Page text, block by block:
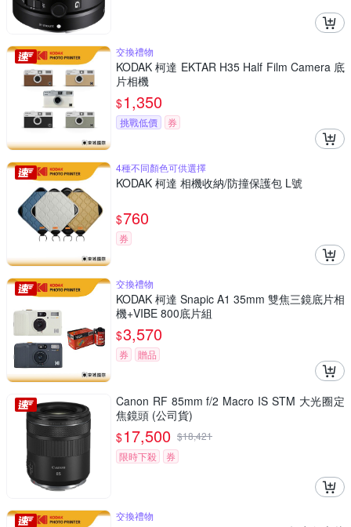
交換禮物
KODAK 柯達 EKTAR H35 Half Film Camera 底
片相機
$1,350
挑戰低價 券
4種不同顏色可供選擇
KODAK 柯達 相機收納/防撞保護包 L號
$760
券
交換禮物
KODAK 柯達 Snapic A1 35mm 雙焦三鏡底片相
機+VIBE 800底片組
$3,570
券 贈品
Canon RF 85mm f/2 Macro IS STM 大光圈定
焦鏡頭 (公司貨)
$17,500 $18,421
限時下殺
券
交換禮物